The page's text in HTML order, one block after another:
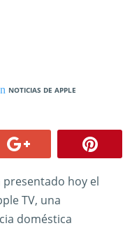
NOTICIAS DE APPLE
hoy el
TV, una
doméstica